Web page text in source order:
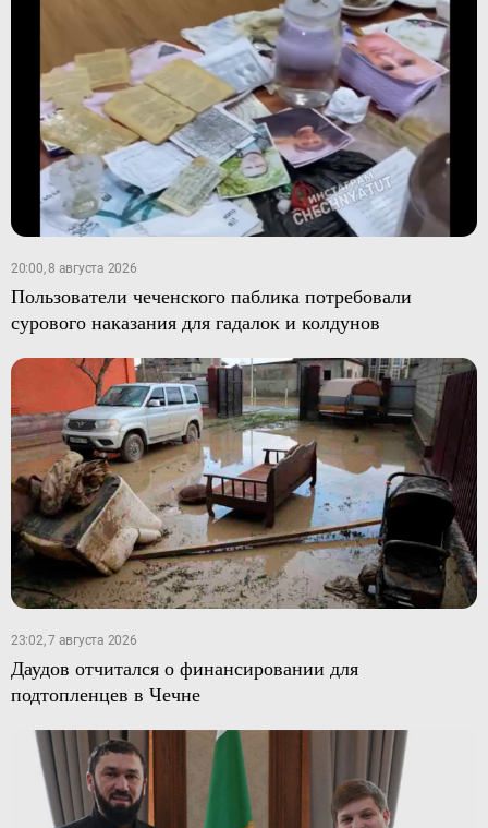
20:00, 8 августа 2026
Пользователи чеченского паблика потребовали
сурового наказания для гадалок и колдунов
23:02, 7 августа 2026
Даудов отчитался о финансировании для
подтопленцев в Чечне